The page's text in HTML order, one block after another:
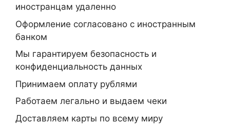
иностранцам удаленно
Оформление согласовано с иностранным
банком
Мы гарантируем безопасность и
конфиденциальность данных
Принимаем оплату рублями
Работаем легально и выдаем чеки
Доставляем карты по всему миру